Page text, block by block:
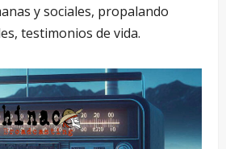
y sociales, propalando
testimonios de vida.